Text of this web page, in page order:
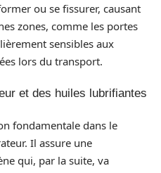
ou se fissurer, causant
zones, comme les portes
sensibles aux
lors du transport.
et des huiles lubrifiantes
fondamentale dans le
Il assure une
qui, par la suite, va